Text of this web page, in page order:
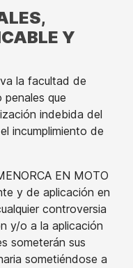
Y
la facultad de
que
indebida del
incumplimiento de
EN MOTO
y de aplicación en
controversia
y/o a la aplicación
someterán sus
sometiéndose a